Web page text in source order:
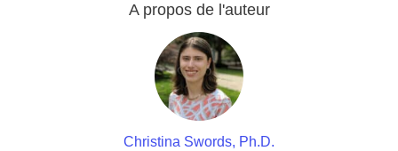
A propos de l'auteur
Christina Swords, Ph.D.